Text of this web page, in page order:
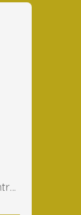
Frederic LECLERC EI (Entreprise Individuelle)